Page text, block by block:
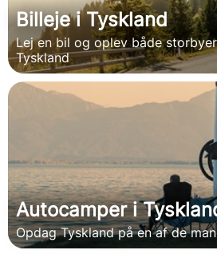
Billeje i Tyskland
Lej en bil og oplev både
Tyskland
Autocamper i
Opdag Tyskland på en af de